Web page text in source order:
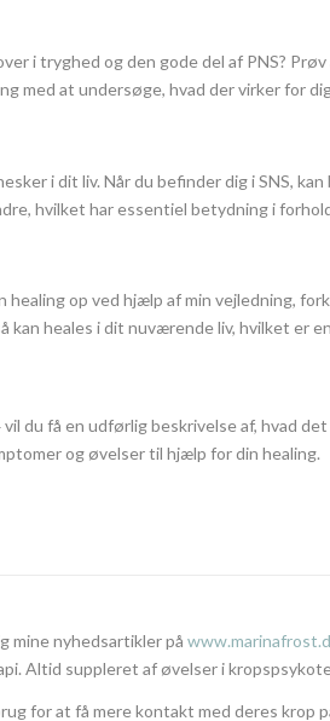
i tryghed og den gode del af PNS?
med at undersøge, hvad der virker for
i dit liv. Når du befinder dig i SNS,
hvilket har essentiel betydning i
healing op ved hjælp af min vejledning,
kan heales i dit nuværende liv, hvilket er
du få en udførlig beskrivelse af, hvad
og øvelser til hjælp for din healing.
mine nyhedsartikler på
Altid suppleret af øvelser i
for at få mere kontakt med deres krop